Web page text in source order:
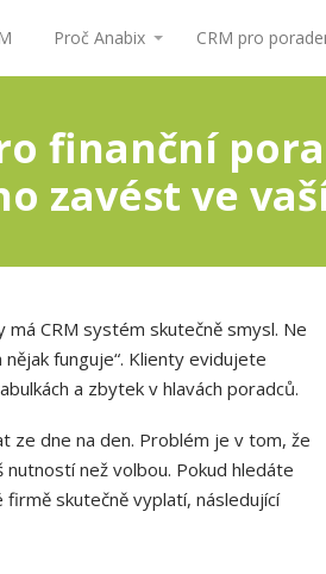
Proč Anabix CRM pro
finanční
zavést ve
CRM systém skutečně smysl. Ne
funguje“. Klienty evidujete
a zbytek v hlavách poradců.
ze dne na den. Problém je v tom, že
než volbou. Pokud hledáte
skutečně vyplatí, následující